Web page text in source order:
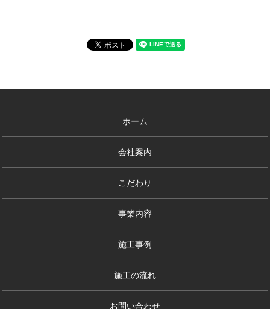
ホーム
会社案内
こだわり
事業内容
施工事例
施工の流れ
お問い合わせ